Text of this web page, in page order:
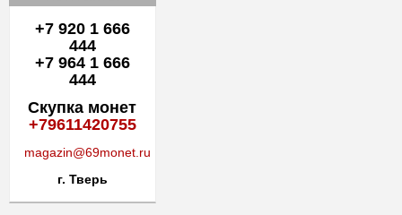
+7 920 1 666
444
+7 964 1 666
444
Скупка монет
+79611420755
magazin@69monet.ru
г. Тверь